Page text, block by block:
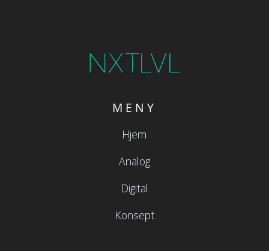
MENY
Hjem
Analog
Digital
Konsept